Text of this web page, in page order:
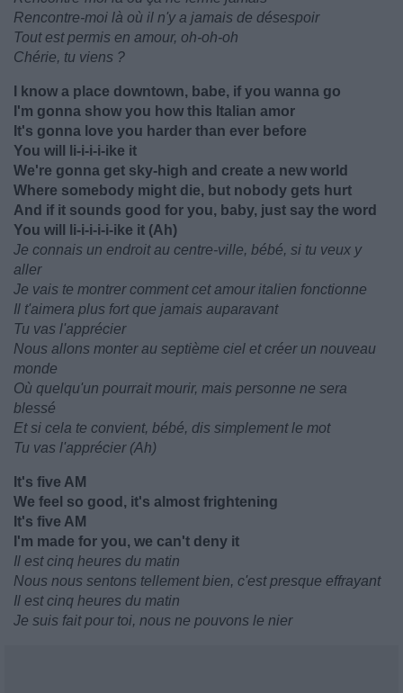
Rencontre-moi là où il n'y a jamais de désespoir
Tout est permis en amour, oh-oh-oh
Chérie, tu viens ?
I know a place downtown, babe, if you wanna go
I'm gonna show you how this Italian amor
It's gonna love you harder than ever before
You will li-i-i-i-ike it
We're gonna get sky-high and create a new world
Where somebody might die, but nobody gets hurt
And if it sounds good for you, baby, just say the word
You will li-i-i-i-i-ike it (Ah)
Je connais un endroit au centre-ville, bébé, si tu veux y
aller
Je vais te montrer comment cet amour italien fonctionne
Il t'aimera plus fort que jamais auparavant
Tu vas l'apprécier
Nous allons monter au septième ciel et créer un nouveau
monde
Où quelqu'un pourrait mourir, mais personne ne sera
blessé
Et si cela te convient, bébé, dis simplement le mot
Tu vas l'apprécier (Ah)
It's five AM
We feel so good, it's almost frightening
It's five AM
I'm made for you, we can't deny it
Il est cinq heures du matin
Nous nous sentons tellement bien, c'est presque effrayant
Il est cinq heures du matin
Je suis fait pour toi, nous ne pouvons le nier